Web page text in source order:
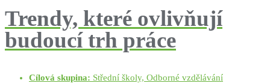
Trendy, které ovlivňují
budoucí trh práce
Cílová skupina: Střední školy, Odborné vzdělávání